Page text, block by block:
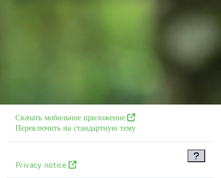
Скачать мобильное приложение
Переключить на стандартную тему
Privacy notice